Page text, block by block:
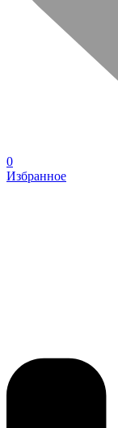
0
Избранное